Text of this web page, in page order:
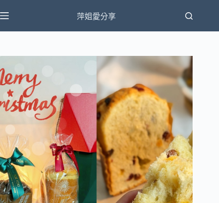
至
主
萍姐愛分享